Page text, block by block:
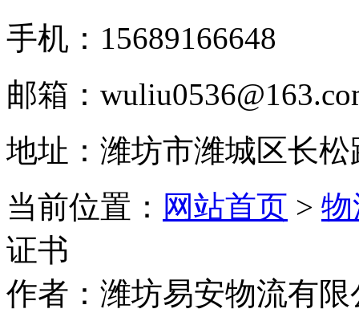
手机：15689166648
邮箱：
地址：潍坊市潍城区长
当前位置： 网站首页 >
证书
作者：潍坊易安物流有限